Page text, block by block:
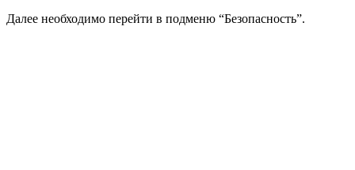
Далее необходимо перейти в подменю “Безопасность”.